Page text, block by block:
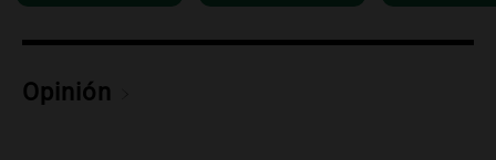
delincuentes asaltan tres comercios en
una sola noche
Panorama Federal
Opinión